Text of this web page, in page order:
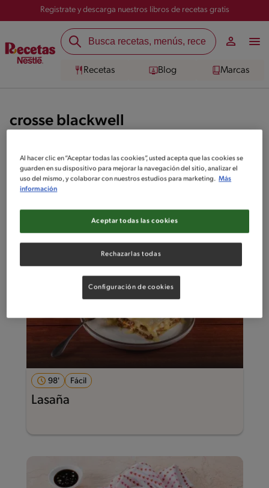
Registrate y descarga nuestros libros de recetas gratis
Recetas Blog Marcas
crosse blackwell
Checa todas las recetas crosse blackwell que hemos separado para
que te aventures en la cocina y te sientas un excelente Chef. Accede
ahora mismo.
recetas
98' Fácil
Lasaña
Al hacer clic en “Aceptar todas las cookies”, usted acepta que las cookies se
guarden en su dispositivo para mejorar la navegación del sitio, analizar el
uso del mismo, y colaborar con nuestros estudios para marketing. Más
información
Rechazarlas todas
Aceptar todas las cookies
Configuración de cookies